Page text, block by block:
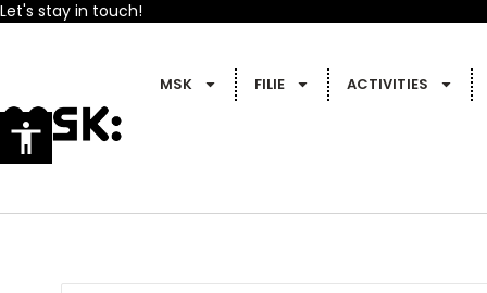
Let's stay in touch!
MSK FILIE ACTIVITIES